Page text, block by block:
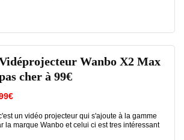
Wanbo X2 Max
cher à 99€
un vidéo projecteur qui s'ajoute à la gamme
la marque Wanbo et celui ci est tres intéressant